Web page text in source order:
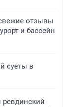
отзывы
и бассейн
суеты в
ревдинский